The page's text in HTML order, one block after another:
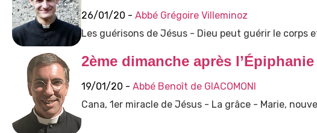
26/01/20 - Abbé Grégoire Villeminoz
Les guérisons de Jésus - Dieu peut guérir le corps
2ème dimanche après l’Épiphanie
19/01/20 - Abbé Benoît de GIACOMONI
Cana, 1er miracle de Jésus - La grâce - Marie,